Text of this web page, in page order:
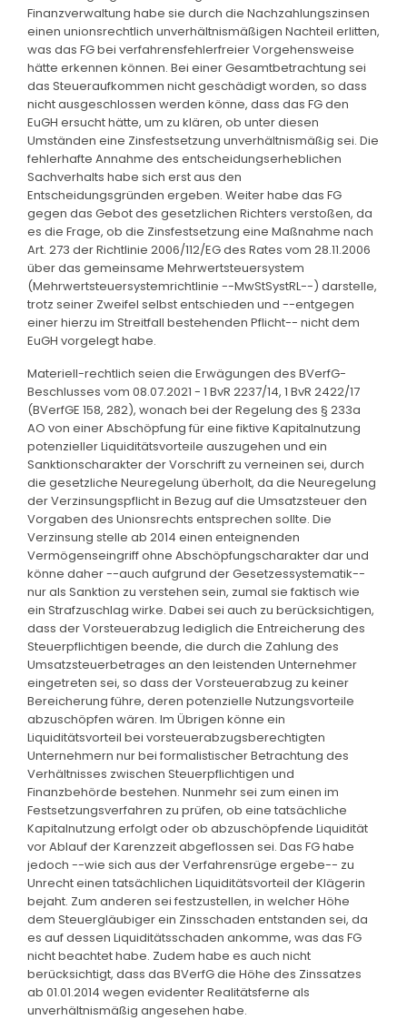
Finanzverwaltung habe sie durch die Nachzahlungszinsen
einen unionsrechtlich unverhältnismäßigen Nachteil erlitten,
was das FG bei verfahrensfehlerfreier Vorgehensweise
hätte erkennen können. Bei einer Gesamtbetrachtung sei
das Steueraufkommen nicht geschädigt worden, so dass
nicht ausgeschlossen werden könne, dass das FG den
EuGH ersucht hätte, um zu klären, ob unter diesen
Umständen eine Zinsfestsetzung unverhältnismäßig sei. Die
fehlerhafte Annahme des entscheidungserheblichen
Sachverhalts habe sich erst aus den
Entscheidungsgründen ergeben. Weiter habe das FG
gegen das Gebot des gesetzlichen Richters verstoßen, da
es die Frage, ob die Zinsfestsetzung eine Maßnahme nach
Art. 273 der Richtlinie 2006/112/EG des Rates vom 28.11.2006
über das gemeinsame Mehrwertsteuersystem
(Mehrwertsteuersystemrichtlinie --MwStSystRL--) darstelle,
trotz seiner Zweifel selbst entschieden und --entgegen
einer hierzu im Streitfall bestehenden Pflicht-- nicht dem
EuGH vorgelegt habe.
Materiell-rechtlich seien die Erwägungen des BVerfG-
Beschlusses vom 08.07.2021 - 1 BvR 2237/14, 1 BvR 2422/17
(BVerfGE 158, 282), wonach bei der Regelung des § 233a
AO von einer Abschöpfung für eine fiktive Kapitalnutzung
potenzieller Liquiditätsvorteile auszugehen und ein
Sanktionscharakter der Vorschrift zu verneinen sei, durch
die gesetzliche Neuregelung überholt, da die Neuregelung
der Verzinsungspflicht in Bezug auf die Umsatzsteuer den
Vorgaben des Unionsrechts entsprechen sollte. Die
Verzinsung stelle ab 2014 einen enteignenden
Vermögenseingriff ohne Abschöpfungscharakter dar und
könne daher --auch aufgrund der Gesetzessystematik--
nur als Sanktion zu verstehen sein, zumal sie faktisch wie
ein Strafzuschlag wirke. Dabei sei auch zu berücksichtigen,
dass der Vorsteuerabzug lediglich die Entreicherung des
Steuerpflichtigen beende, die durch die Zahlung des
Umsatzsteuerbetrages an den leistenden Unternehmer
eingetreten sei, so dass der Vorsteuerabzug zu keiner
Bereicherung führe, deren potenzielle Nutzungsvorteile
abzuschöpfen wären. Im Übrigen könne ein
Liquiditätsvorteil bei vorsteuerabzugsberechtigten
Unternehmern nur bei formalistischer Betrachtung des
Verhältnisses zwischen Steuerpflichtigen und
Finanzbehörde bestehen. Nunmehr sei zum einen im
Festsetzungsverfahren zu prüfen, ob eine tatsächliche
Kapitalnutzung erfolgt oder ob abzuschöpfende Liquidität
vor Ablauf der Karenzzeit abgeflossen sei. Das FG habe
jedoch --wie sich aus der Verfahrensrüge ergebe-- zu
Unrecht einen tatsächlichen Liquiditätsvorteil der Klägerin
bejaht. Zum anderen sei festzustellen, in welcher Höhe
dem Steuergläubiger ein Zinsschaden entstanden sei, da
es auf dessen Liquiditätsschaden ankomme, was das FG
nicht beachtet habe. Zudem habe es auch nicht
berücksichtigt, dass das BVerfG die Höhe des Zinssatzes
ab 01.01.2014 wegen evidenter Realitätsferne als
unverhältnismäßig angesehen habe.